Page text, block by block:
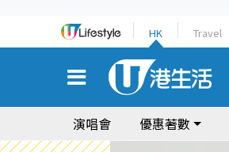
HK Travel
演唱會 優惠著數